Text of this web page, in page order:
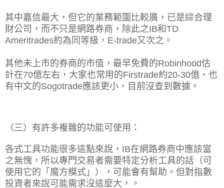
其中嘉信最大，但它的業務範圍比較廣，已是綜合理
財公司，而不只是網路券商，除此之IB和TD
Ameritrades約為同等級，E-trade又次之。
其他未上市的券商的市值，最早免費的Robinhood估
計在70億左右，大家也常用的Firstrade約20-30億，也
有中文的Sogotrade應該更小，目前沒查到數據。
（三）有許多複雜的功能可使用：
各式工具功能很多這點來說，IB在網路券商中應該當
之無愧，所以專門交易者需要特定分析工具的話（可
使用它的「魔方模式」），可能會有幫助。但對指數
投資者來說可能需求沒這麼大，。